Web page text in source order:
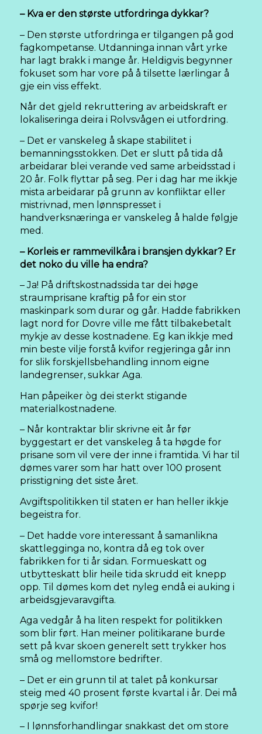
– Kva er den største utfordringa dykkar?
– Den største utfordringa er tilgangen på god
fagkompetanse. Utdanninga innan vårt yrke
har lagt brakk i mange år. Heldigvis begynner
fokuset som har vore på å tilsette lærlingar å
gje ein viss effekt.
Når det gjeld rekruttering av arbeidskraft er
lokaliseringa deira i Rolvsvågen ei utfordring.
– Det er vanskeleg å skape stabilitet i
bemanningsstokken. Det er slutt på tida då
arbeidarar blei verande ved same arbeidsstad i
20 år. Folk flyttar på seg. Per i dag har me ikkje
mista arbeidarar på grunn av konfliktar eller
mistrivnad, men lønnspresset i
handverksnæringa er vanskeleg å halde følgje
med.
– Korleis er rammevilkåra i bransjen dykkar? Er
det noko du ville ha endra?
– Ja! På driftskostnadssida tar dei høge
straumprisane kraftig på for ein stor
maskinpark som durar og går. Hadde fabrikken
lagt nord for Dovre ville me fått tilbakebetalt
mykje av desse kostnadene. Eg kan ikkje med
min beste vilje forstå kvifor regjeringa går inn
for slik forskjellsbehandling innom eigne
landegrenser, sukkar Aga.
Han påpeiker òg dei sterkt stigande
materialkostnadene.
– Når kontraktar blir skrivne eit år før
byggestart er det vanskeleg å ta høgde for
prisane som vil vere der inne i framtida. Vi har til
dømes varer som har hatt over 100 prosent
prisstigning det siste året.
Avgiftspolitikken til staten er han heller ikkje
begeistra for.
– Det hadde vore interessant å samanlikna
skattlegginga no, kontra då eg tok over
fabrikken for ti år sidan. Formueskatt og
utbytteskatt blir heile tida skrudd eit knepp
opp. Til dømes kom det nyleg endå ei auking i
arbeidsgjevaravgifta.
Aga vedgår å ha liten respekt for politikken
som blir ført. Han meiner politikarane burde
sett på kvar skoen generelt sett trykker hos
små og mellomstore bedrifter.
– Det er ein grunn til at talet på konkursar
steig med 40 prosent første kvartal i år. Dei må
spørje seg kvifor!
– I lønnsforhandlingar snakkast det om store